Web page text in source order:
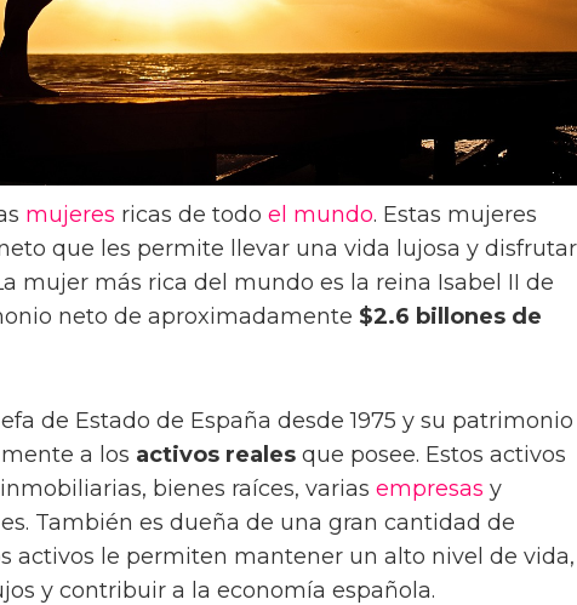
mujeres ricas de todo el mundo. Estas mujeres
que les permite llevar una vida lujosa y disfrutar
mujer más rica del mundo es la reina Isabel II de
neto de aproximadamente $2.6 billones de
de Estado de España desde 1975 y su patrimonio
a los activos reales que posee. Estos activos
bienes raíces, varias empresas y
También es dueña de una gran cantidad de
activos le permiten mantener un alto nivel de vida,
y contribuir a la economía española.